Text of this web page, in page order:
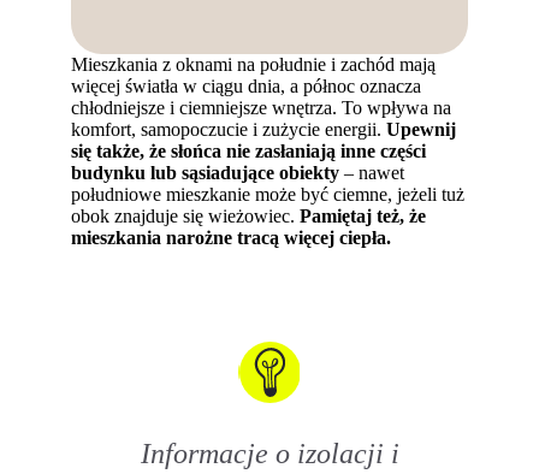
Mieszkania z oknami na południe i zachód mają
więcej światła w ciągu dnia, a północ oznacza
chłodniejsze i ciemniejsze wnętrza. To wpływa na
komfort, samopoczucie i zużycie energii.Upewnij
się także, że słońca nie zasłaniają inne części
budynku lub sąsiadujące obiekty – nawet
południowe mieszkanie może być ciemne, jeżeli tuż
obok znajduje się wieżowiec.Pamiętaj też, że
mieszkania narożne tracą więcej ciepła.
Informacje o izolacji i